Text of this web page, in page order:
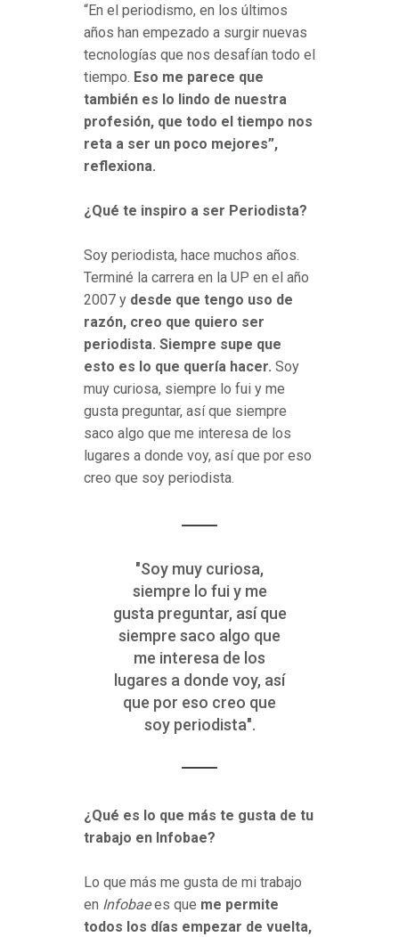
“En el periodismo, en los últimos
años han empezado a surgir nuevas
tecnologías que nos desafían todo el
tiempo. Eso me parece que
también es lo lindo de nuestra
profesión, que todo el tiempo nos
reta a ser un poco mejores”,
reflexiona.
¿Qué te inspiro a ser Periodista?
Soy periodista, hace muchos años.
Terminé la carrera en la UP en el año
2007 y desde que tengo uso de
razón, creo que quiero ser
periodista. Siempre supe que
esto es lo que quería hacer. Soy
muy curiosa, siempre lo fui y me
gusta preguntar, así que siempre
saco algo que me interesa de los
lugares a donde voy, así que por eso
creo que soy periodista.
"Soy muy curiosa,
siempre lo fui y me
gusta preguntar, así que
siempre saco algo que
me interesa de los
lugares a donde voy, así
que por eso creo que
soy periodista".
¿Qué es lo que más te gusta de tu
trabajo en Infobae?
Lo que más me gusta de mi trabajo
en Infobaees que me permite
todos los días empezar de vuelta,